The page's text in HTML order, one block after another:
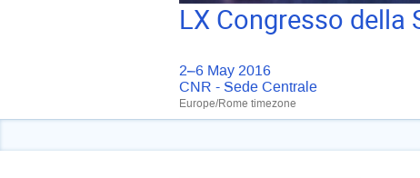
LX Congresso
2–6 May 2016
CNR - Sede Centrale
Europe/Rome timezone